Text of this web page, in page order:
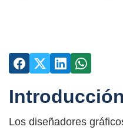
Introducción
Los diseñadores